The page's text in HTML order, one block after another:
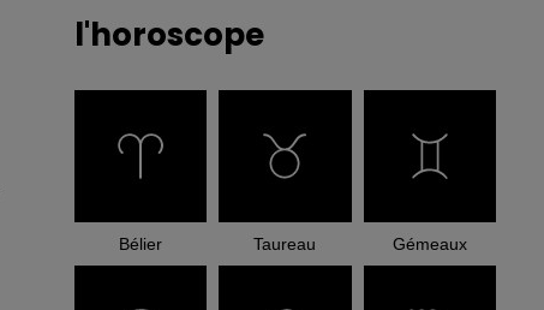
l'horoscope
Bélier Taureau Gémeaux